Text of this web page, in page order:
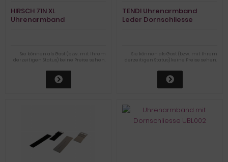
HIRSCH 71N XL
Uhrenarmband
Sie können als Gast (bzw. mit Ihrem
derzeitigen Status) keine Preise sehen.
TENDI Uhrenarmband
Leder Dornschliesse
Sie können als Gast (bzw. mit Ihrem
derzeitigen Status) keine Preise sehen.